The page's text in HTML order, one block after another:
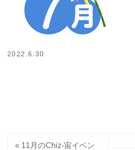
2022.6.30
« 11月のChiz-宙イベン